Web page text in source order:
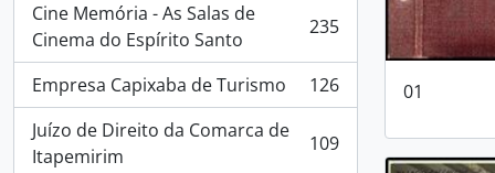
Cine Memória - As Salas de
Cinema do Espírito Santo
, 235 resultados 235
Empresa Capixaba de Turismo
, 126 resultados
126
Juízo de Direito da Comarca de
Itapemirim
, 109 resultados 109
01